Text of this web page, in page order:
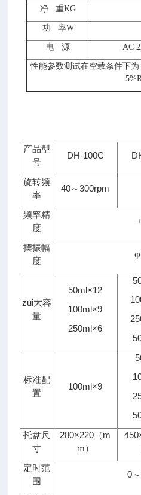
净 重KG
功 率W
电 源 AC
性能参数测试在空载条件下
5
产品型
号
DH-100C
旋转频
率
40～300rpm
频率精
度
摆振幅
度
zui大容
量
50ml×12
100ml×9
250ml×6
标准配
置
100ml×9
托盘尺
寸
280×220（m
m）
定时范
围
0